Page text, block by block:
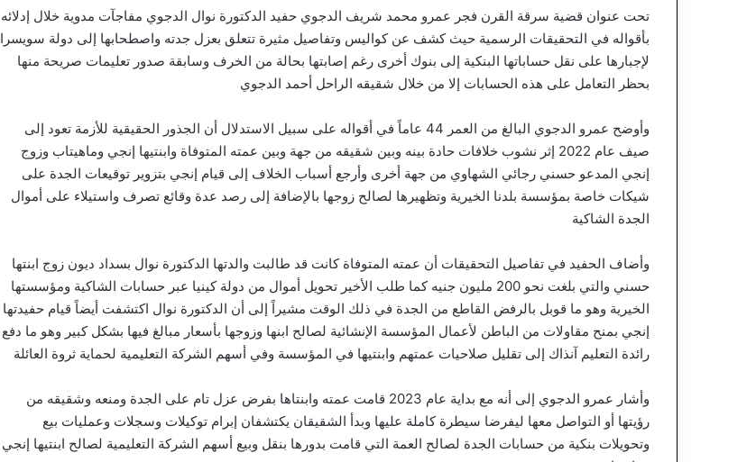
تحت عنوان قضية سرقة القرن فجر عمرو محمد شريف الدجوي حفيد الدكتورة نوال الدجوي مفاجآت مدوية خلال إدلائه
بأقواله في التحقيقات الرسمية حيث كشف عن كواليس وتفاصيل مثيرة تتعلق بعزل جدته واصطحابها إلى دولة سويسرا
لإجبارها على نقل حساباتها البنكية إلى بنوك أخرى رغم إصابتها بحالة من الخرف وسابقة صدور تعليمات صريحة منها
بحظر التعامل على هذه الحسابات إلا من خلال شقيقه الراحل أحمد الدجوي
وأوضح عمرو الدجوي البالغ من العمر 44 عاماً في أقواله على سبيل الاستدلال أن الجذور الحقيقية للأزمة تعود إلى
صيف عام 2022 إثر نشوب خلافات حادة بينه وبين شقيقه من جهة وبين عمته المتوفاة وابنتيها إنجي وماهيتاب وزوج
إنجي المدعو حسني رجائي الشهاوي من جهة أخرى وأرجع أسباب الخلاف إلى قيام إنجي بتزوير توقيعات الجدة على
شيكات خاصة بمؤسسة بلدنا الخيرية وتظهيرها لصالح زوجها بالإضافة إلى رصد عدة وقائع تصرف واستيلاء على أموال
الجدة الشاكية
وأضاف الحفيد في تفاصيل التحقيقات أن عمته المتوفاة كانت قد طالبت والدتها الدكتورة نوال بسداد ديون زوج ابنتها
حسني والتي بلغت نحو 200 مليون جنيه كما طلب الأخير تحويل أموال من دولة كينيا عبر حسابات الشاكية ومؤسستها
الخيرية وهو ما قوبل بالرفض القاطع من الجدة في ذلك الوقت مشيراً إلى أن الدكتورة نوال اكتشفت أيضاً قيام حفيدتها
إنجي بمنح مقاولات من الباطن لأعمال المؤسسة الإنشائية لصالح ابنها وزوجها بأسعار مبالغ فيها بشكل كبير وهو ما دفع
رائدة التعليم آنذاك إلى تقليل صلاحيات عمتهم وابنتيها في المؤسسة وفي أسهم الشركة التعليمية لحماية ثروة العائلة
وأشار عمرو الدجوي إلى أنه مع بداية عام 2023 قامت عمته وابنتاها بفرض عزل تام على الجدة ومنعه وشقيقه من
رؤيتها أو التواصل معها ليفرضا سيطرة كاملة عليها وبدأ الشقيقان يكتشفان إبرام توكيلات وسجلات وعمليات بيع
وتحويلات بنكية من حسابات الجدة لصالح العمة التي قامت بدورها بنقل وبيع أسهم الشركة التعليمية لصالح ابنتيها إنجي